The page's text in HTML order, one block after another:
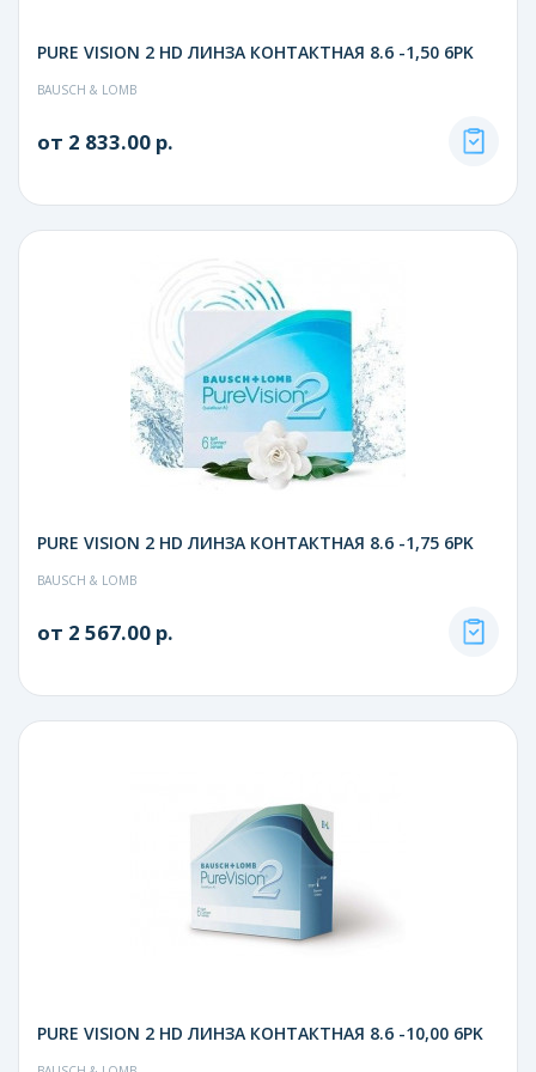
PURE VISION 2 HD ЛИНЗА КОНТАКТНАЯ 8.6 -1,50 6PK
BAUSCH & LOMB
от 2 833.00 р.
PURE VISION 2 HD ЛИНЗА КОНТАКТНАЯ 8.6 -1,75 6PK
BAUSCH & LOMB
от 2 567.00 р.
PURE VISION 2 HD ЛИНЗА КОНТАКТНАЯ 8.6 -10,00 6PK